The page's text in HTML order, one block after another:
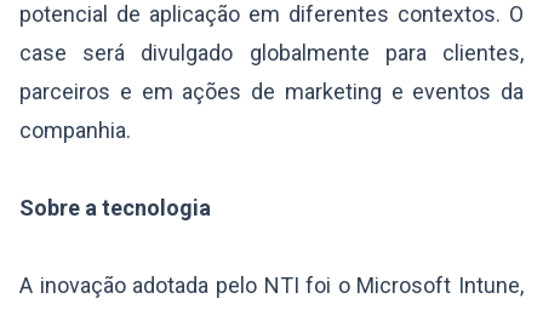
potencial de aplicação em diferentes contextos. O
case será divulgado globalmente para clientes,
parceiros e em ações de marketing e eventos da
companhia.
Sobre a tecnologia
A inovação adotada pelo NTI foi o Microsoft Intune,